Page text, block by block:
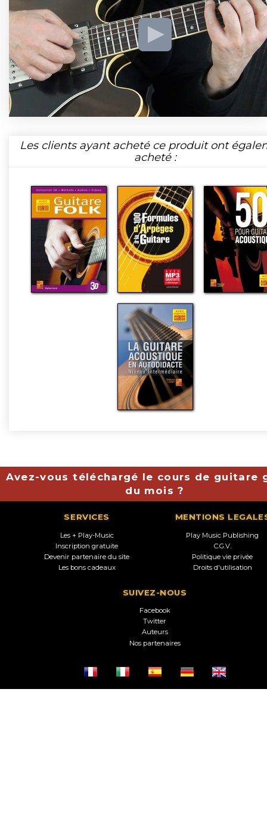
Les clients ayant acheté ce produit ont
acheté :
Avez-vous téléchargé le cours de guitare
du mois ?
SERVICES
Les + Play-Music
Inscription gratuite
Devenir partenaire du site
Les bons cadeaux
MENTIONS
Play Music Publishing
C.G.V.
Politique vie privée
Droits d'utilisation
SUIVEZ-NOUS
Facebook
Twitter
Auteurs
Nos partenaires